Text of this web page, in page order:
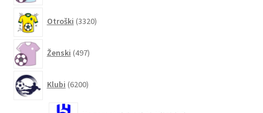
Otroški 3320izdelkov
Ženski 497izdelkov
Klubi 6200izdelkov